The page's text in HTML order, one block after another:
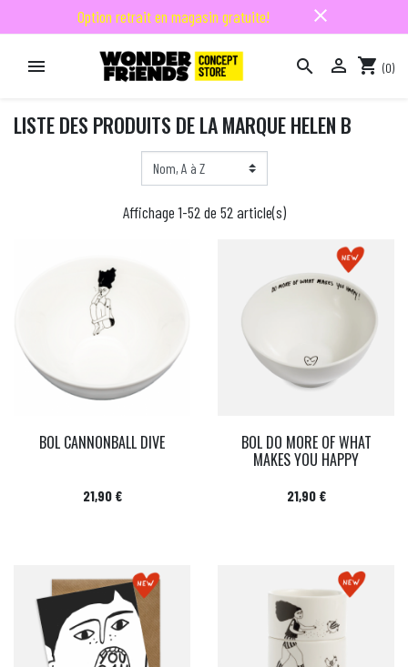
Option retrait en magasin gratuite! close
   shopping_cart (0)
LISTE DES PRODUITS DE LA MARQUE HELEN B
Affichage 1-52 de 52 article(s)
BOL CANNONBALL DIVE
Prix
21,90 €
BOL DO MORE OF WHAT
MAKES YOU HAPPY
Prix
21,90 €